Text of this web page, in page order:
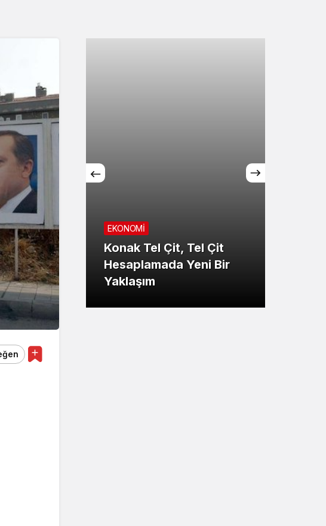
EKONOMİ
Konak Tel Çit, Tel Çit
Hesaplamada Yeni Bir
Yaklaşım